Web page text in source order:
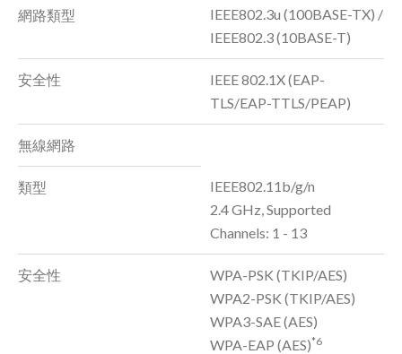
網路類型
IEEE802.3u (100BASE-TX) /
IEEE802.3 (10BASE-T)
安全性
IEEE 802.1X (EAP-
TLS/EAP-TTLS/PEAP)
無線網路
類型
IEEE802.11b/g/n
2.4 GHz, Supported
Channels: 1 - 13
安全性
WPA-PSK (TKIP/AES)
WPA2-PSK (TKIP/AES)
WPA3-SAE (AES)
WPA-EAP (AES)*6